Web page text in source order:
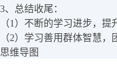
3、总结收尾：
（1）不断的学习进步，提
（2）学习善用群体智慧
思维导图